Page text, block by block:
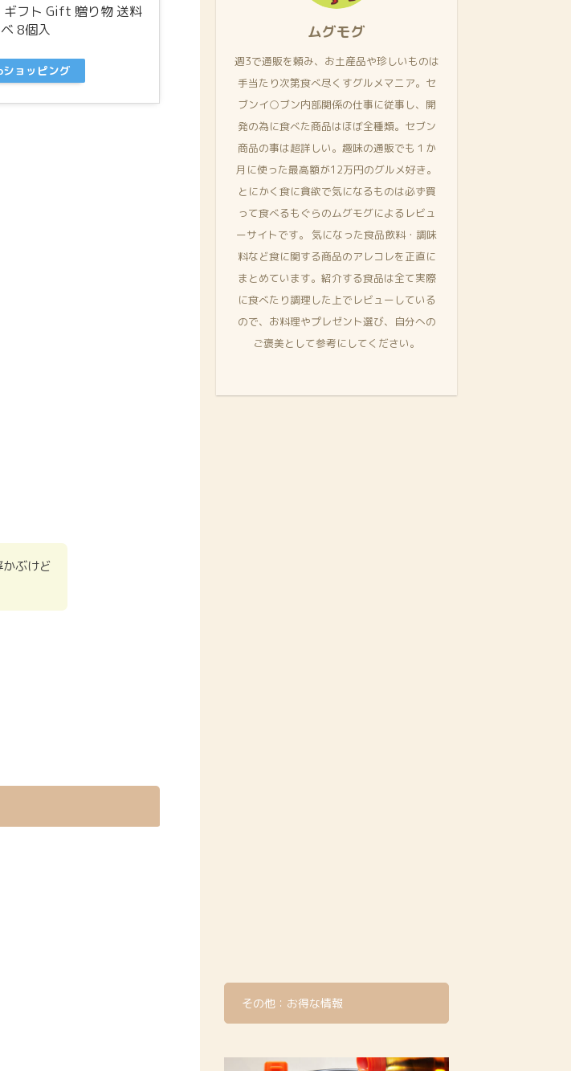
ギフト Gift 贈り物 送料
8個入
ショッピング
ぶけど
ムグモグ
週3で通販を頼み、お土産品や珍しいものは
手当たり次第食べ尽くすグルメマニア。セ
ブンイ○ブン内部関係の仕事に従事し、開
発の為に食べた商品はほぼ全種類。セブン
商品の事は超詳しい。趣味の通販でも１か
月に使った最高額が12万円のグルメ好き。
とにかく食に貪欲で気になるものは必ず買
って食べるもぐらのムグモグによるレビュ
ーサイトです。 気になった食品飲料・調味
料など食に関する商品のアレコレを正直に
まとめています。紹介する食品は全て実際
に食べたり調理した上でレビューしている
ので、お料理やプレゼント選び、自分への
ご褒美として参考にしてください。
その他：お得な情報